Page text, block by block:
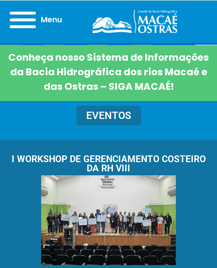
Menu
Conheça nosso Sistema de Informações
da Bacia Hidrográfica dos rios Macaé e
das Ostras – SIGA MACAÉ!
EVENTOS
I WORKSHOP DE GERENCIAMENTO COSTEIRO
DA RH VIII